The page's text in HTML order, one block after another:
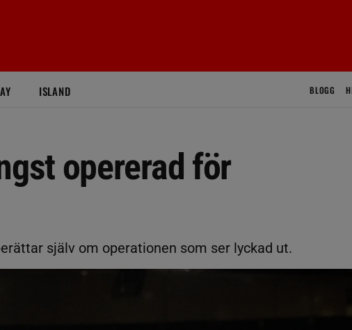
ISLAND BLOGG
opererad för
själv om operationen som ser lyckad ut.